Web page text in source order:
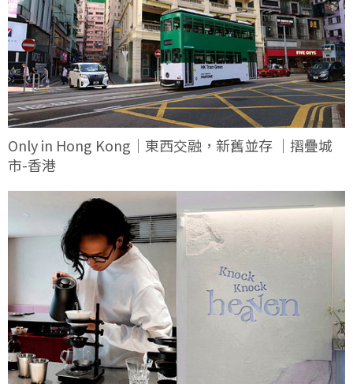
Only in Hong Kong｜東西交融，新舊並存 ｜摺疊城
市-香港